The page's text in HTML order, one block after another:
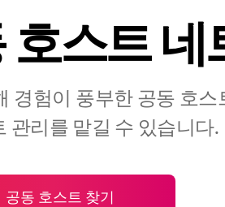
스⁠트 네⁠
경험이 풍부한 공⁠동 호⁠스⁠
관⁠리⁠를 맡⁠길 수 있⁠습⁠니⁠다⁠.
공동 호스트 찾기